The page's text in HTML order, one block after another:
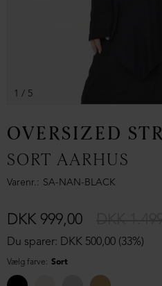
1 / 5
OVERSIZED
SORT AARHUS
Varenr. SA-NAN-BLACK
Du sparer: DKK 500,00 (33%)
DKK 999,00
Vælg farve: Sort